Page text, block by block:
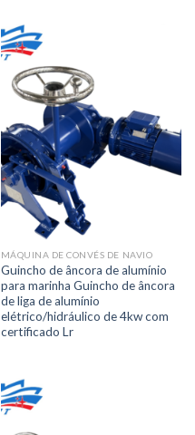
MÁQUINA DE CONVÉS DE NAVIO
Guincho de âncora de alumínio
para marinha Guincho de âncora
de liga de alumínio
elétrico/hidráulico de 4kw com
certificado Lr